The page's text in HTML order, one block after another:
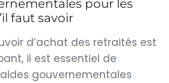
pour les
faut savoir
d’achat des retraités est
il est essentiel de
gouvernementales